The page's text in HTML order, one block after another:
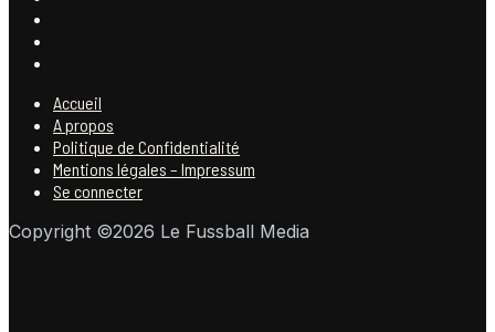
Accueil
A propos
Politique de Confidentialité
Mentions légales – Impressum
Se connecter
Copyright ©2026 Le Fussball Media